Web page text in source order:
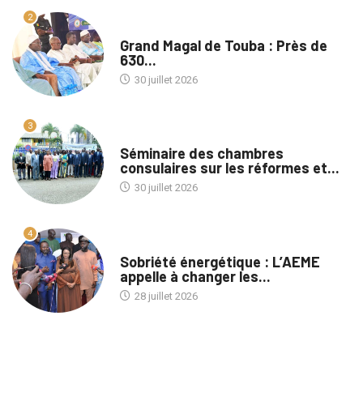
2
Grand Magal de Touba : Près de
630...
30 juillet 2026
3
Séminaire des chambres
consulaires sur les réformes et...
30 juillet 2026
4
Sobriété énergétique : L’AEME
appelle à changer les...
28 juillet 2026